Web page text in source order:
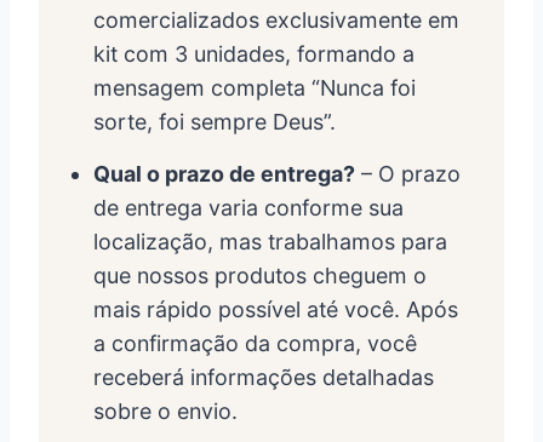
comercializados exclusivamente em
kit com 3 unidades, formando a
mensagem completa “Nunca foi
sorte, foi sempre Deus”.
Qual o prazo de entrega? – O prazo
de entrega varia conforme sua
localização, mas trabalhamos para
que nossos produtos cheguem o
mais rápido possível até você. Após
a confirmação da compra, você
receberá informações detalhadas
sobre o envio.